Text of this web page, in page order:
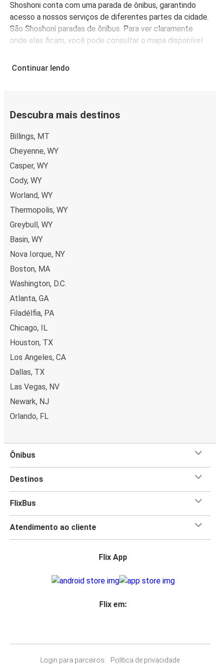
Shoshoni conta com uma parada de ônibus, garantindo
acesso a nossos serviços de diferentes partes da cidade.
São Shoshoni paradas de ônibus. Para ver claramente
onde elas ficam, você pode consultar o mapa disponível
A FlixBus é mais do que uma escolha conveniente para
Continuar lendo
Descubra mais destinos
Billings, MT
Cheyenne, WY
Casper, WY
Cody, WY
Worland, WY
Thermopolis, WY
Greybull, WY
Basin, WY
Nova Iorque, NY
Boston, MA
Washington, D.C.
Atlanta, GA
Filadélfia, PA
Chicago, IL
Houston, TX
Los Angeles, CA
Dallas, TX
Las Vegas, NV
Newark, NJ
Orlando, FL
Ônibus
Destinos
FlixBus
Atendimento ao cliente
Flix App
Flix em:
Login para parceiros Política de privacidade